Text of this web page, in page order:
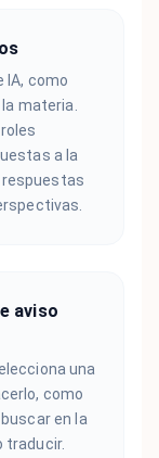
IA, como
materia.
a la
aviso
una
como
en la
traducir.